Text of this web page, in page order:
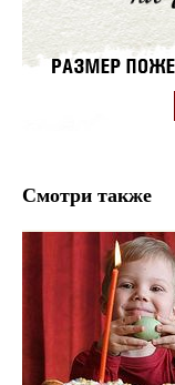
Смотри также